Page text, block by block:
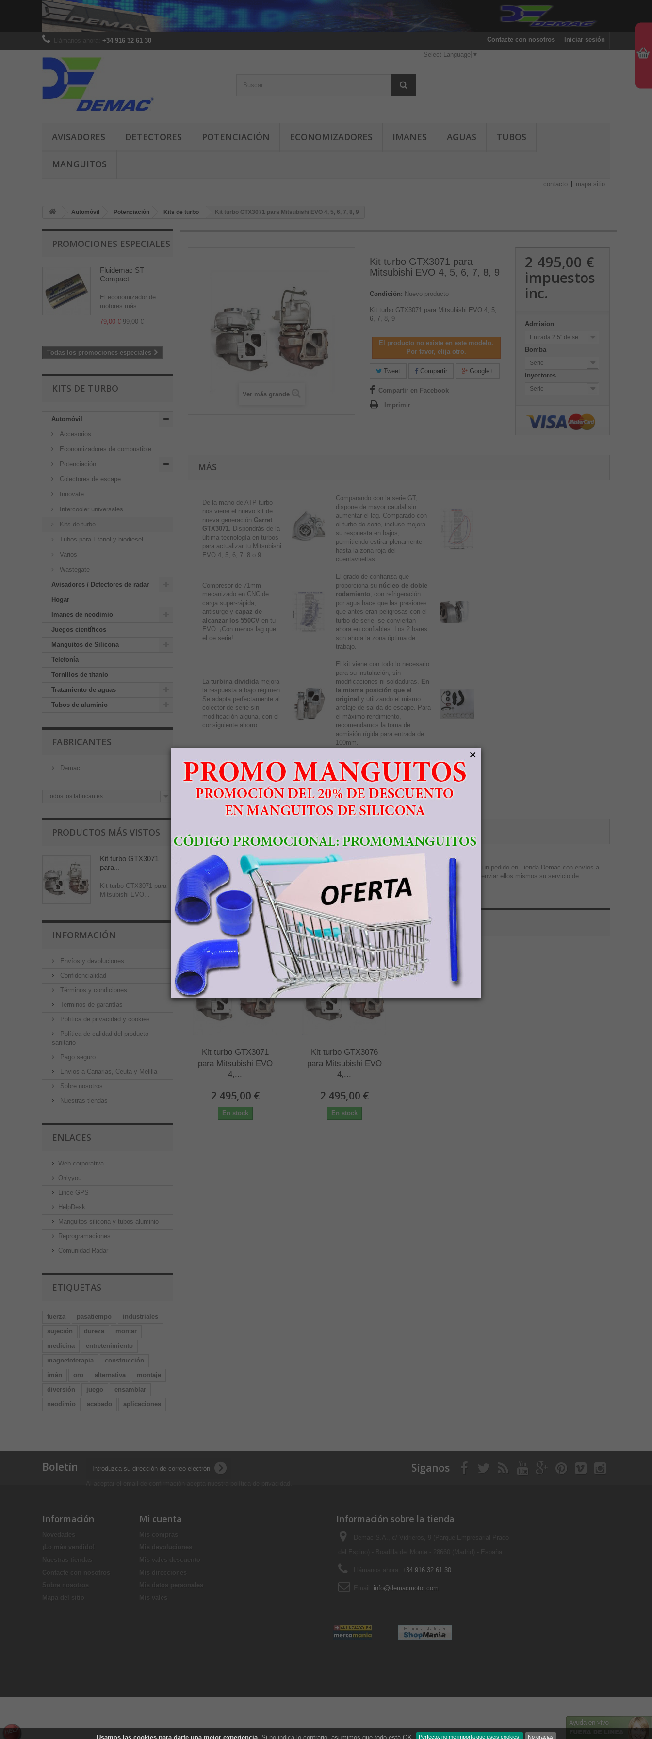
Usamos las cookiespara darte una mejor experiencia. Si no indica lo contrario, asumimos que todo está OK. Perfecto, no me importa que useis cookies. No gracias
Iniciar sesión
Contacte con nosotros
+34 916 32 61 30
AVISADORES DETECTORES POTENCIACIÓN ECONOMIZADORES IMANES AGUAS TUBOS
MANGUITOS
contacto mapa sitio
Select Language ▼
Automóvil Potenciación Kits de turbo Kit turbo GTX3071 para Mitsubishi EVO 4, 5, 6, 7, 8, 9
PROMOCIONES ESPECIALES
Fluidemac ST
Compact
El economizador de
motores más...
79,00 € 99,00 €
Todas los promociones especiales
KITS DE TURBO
Automóvil
Accesorios
Economizadores de combustible
Potenciación
Colectores de escape
Innovate
Intercooler universales
Kits de turbo
Tubos para Etanol y biodiesel
Varios
Wastegate
Avisadores / Detectores de radar
Hogar
Imanes de neodimio
Juegos científicos
Manguitos de Silicona
Telefonía
Tornillos de titanio
Tratamiento de aguas
Tubos de aluminio
FABRICANTES
Demac
Todos los fabricantes
PRODUCTOS MÁS VISTOS
Kit turbo GTX3071
para...
Kit turbo GTX3071 para
Mitsubishi EVO...
INFORMACIÓN
Envíos y devoluciones
Confidencialidad
Términos y condiciones
Terminos de garantías
Política de privacidad y cookies
Política de calidad del producto
sanitario
Pago seguro
Envios a Canarias, Ceuta y Melilla
Sobre nosotros
Nuestras tiendas
ENLACES
Web corporativa
Onlyyou
Lince GPS
HelpDesk
Manguitos silicona y tubos aluminio
Reprogramaciones
Comunidad Radar
ETIQUETAS
fuerza pasatiempo
industriales
sujeción
dureza
montar
medicina
entretenimiento
magnetoterapia
construcción
imán
oro alternativa
montaje
diversión
juego
ensamblar
neodimio
acabado aplicaciones
Ver más grande
Kit turbo GTX3071 para
Mitsubishi EVO 4, 5, 6, 7, 8, 9
Condición: Nuevo producto
Kit turbo GTX3071 para Mitsubishi EVO 4, 5,
6, 7, 8, 9
El producto no existe en este modelo.
Por favor, elija otro.
Tweet Compartir Google+
Compartir en Facebook
Imprimir
2 495,00 €
impuestos
inc.
Admision
Entrada 2.5" de serie
Bomba
Serie
Inyectores
Serie
MÁS
De la mano de ATP turbo
nos viene el nuevo kit de
nueva generación Garret
GTX3071
. Dispondrás de la
última tecnología en turbos
para actualizar tu Mitsubishi
EVO 4, 5, 6, 7, 8 o 9.
Comparando con la serie GT,
dispone de mayor caudal sin
aumentar el lag. Comparado con
el turbo de serie, incluso mejora
su respuesta en bajos,
permitiendo estirar plenamente
hasta la zona roja del
cuentavueltas.
Compresor de 71mm
mecanizado en CNC de
carga super-rápida,
antisurge y capaz de
alcanzar los 550CV en tu
EVO. ¡Con menos lag que
el de serie!
El grado de confianza que
proporciona su núcleo de doble
rodamiento , con refrigeración
por agua hace que las presiones
que antes eran peligrosas con el
turbo de serie, se conviertan
ahora en confiables. Los 2 bares
son ahora la zona óptima de
trabajo.
La turbina dividida mejora
la respuesta a bajo régimen.
Se adapta perfectamente al
colector de serie sin
modificación alguna, con el
consiguiente ahorro.
El kit viene con todo lo necesario
para su instalación, sin
modificaciones ni soldaduras.
En
la misma posición que el
original y utilizando el mismo
anclaje de salida de escape. Para
el máximo rendimiento,
recomendamos la toma de
admisión rígida para entrada de
100mm.
Para obtener el potencial de este kit, necesitará reprogramar la centralita de motor. Consulte
nuestra especialidad en reprogramaciones de centralitas para su Mitsubishi Lancer Evolution.
Manual de montaje.
Configure el kit de turbo con las opciones adicionales:
Tienda Demac no cobra el IVA a los clientes de Canarias o Ceuta y Melilla. Los clientes que realicen un pedido en Tienda Demac con envíos a
Canarias, Ceuta o Melilla deberán abonar el precio del producto/s, sin impuestos, y luego proceder a enviar ellos mismos su servicio de
transporte para la recogida del paquete en tienda Demac.
PRODUCTOS RELACIONADOS
Kit turbo GTX3071
para Mitsubishi EVO
4,...
2 495,00 €
En stock
Kit turbo GTX3076
para Mitsubishi EVO
4,...
2 495,00 €
En stock
Boletín Síganos
Información
Novedades
¡Lo más vendido!
Nuestras tiendas
Contacte con nosotros
Sobre nosotros
Mapa del sitio
Mi cuenta
Mis compras
Mis devoluciones
Mis vales descuento
Mis direcciones
Mis datos personales
Mis vales
Información sobre la tienda
+34 916 32 61 30
info@demacmotor.com
×